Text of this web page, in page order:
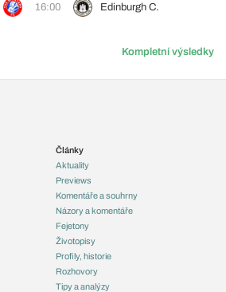
16:00 Edinburgh C.
Kompletní výsledky
Články
Aktuality
Previews
Komentáře a souhrny
Názory a komentáře
Fejetony
Životopisy
Profily, historie
Rozhovory
Tipy a analýzy